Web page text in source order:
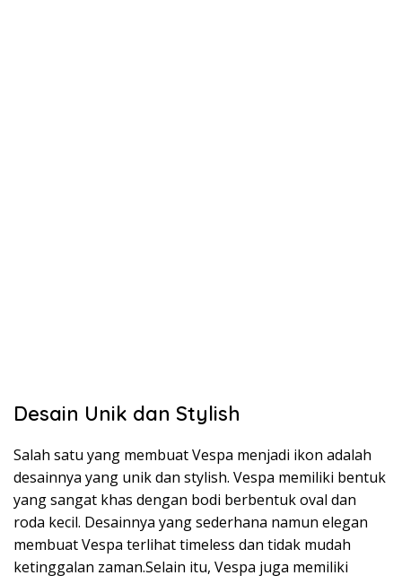
Desain Unik dan Stylish
Salah satu yang membuat Vespa menjadi ikon adalah
desainnya yang unik dan stylish. Vespa memiliki bentuk
yang sangat khas dengan bodi berbentuk oval dan
roda kecil. Desainnya yang sederhana namun elegan
membuat Vespa terlihat timeless dan tidak mudah
ketinggalan zaman.Selain itu, Vespa juga memiliki